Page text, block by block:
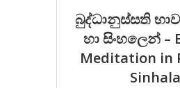
බුද්ධානුස්සති
හා සිංහලෙන් –
Meditation in
Sinhala